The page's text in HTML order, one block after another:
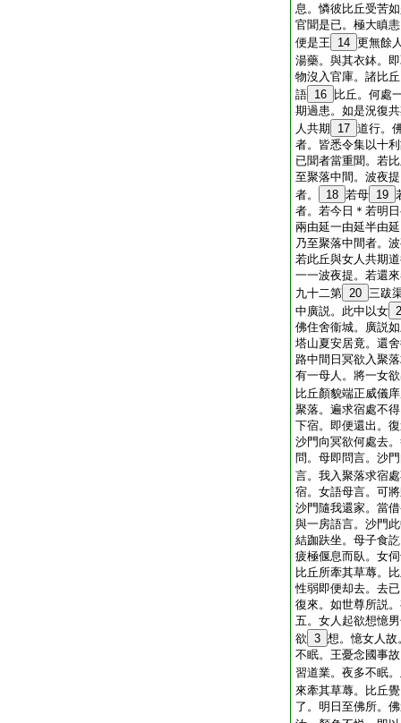
息。憐彼比丘受苦
官聞是已。極大瞋
便是王
14 更無餘
湯藥。與其衣鉢。
物沒入官庫。諸比
語 16
比丘。何處
期過患。如是況復
人共期
17 道行。
者。皆悉令集以十
已聞者當重聞。若
至聚落中間。波夜
者。
18 若母 19
者。若今日＊若明
兩由延一由延半由
乃至聚落中間者。
若此丘與女人共期
一一波夜提。若還
九十二第 20 三跋
中廣説。此中以女
佛住舍衞城。廣説
塔山夏安居竟。還
路中間日冥欲入聚
有一母人。將一女
比丘顏貌端正威儀
聚落。遍求宿處不
下宿。即便還出。
沙門向冥欲何處去
問。母即問言。沙
言。我入聚落求宿
宿。女語母言。可
沙門隨我還家。當
與一房語言。沙門
結跏趺坐。母子食
疲極偃息而臥。女
比丘所牽其草蓐。
性弱即便却去。去
復來。如世尊所説
五。女人起欲想憶
欲 3 想。憶女人故
不眠。王憂念國事
習道業。夜多不眠
來牽其草蓐。比丘
了。明日至佛所。